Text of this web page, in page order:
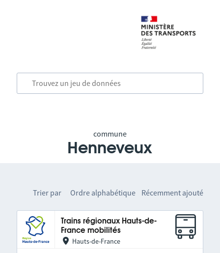
commune
Henneveux
Trier par Ordre alphabétique Récemment ajouté
Trains régionaux Hauts-de-
France mobilités
Hauts-de-France